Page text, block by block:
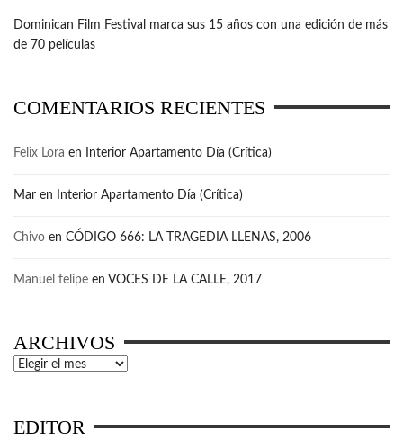
Dominican Film Festival marca sus 15 años con una edición de más
de 70 películas
COMENTARIOS RECIENTES
Felix Lora en Interior Apartamento Día (Crítica)
Mar en Interior Apartamento Día (Crítica)
Chivo en CÓDIGO 666: LA TRAGEDIA LLENAS, 2006
Manuel felipe en VOCES DE LA CALLE, 2017
ARCHIVOS
Archivos
EDITOR